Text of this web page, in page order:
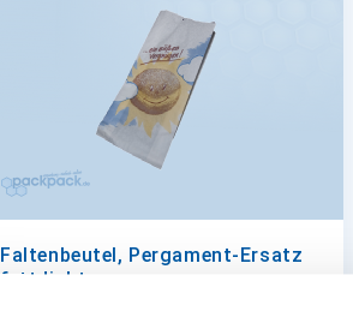
Faltenbeutel, Pergament-Ersatz
fettdicht